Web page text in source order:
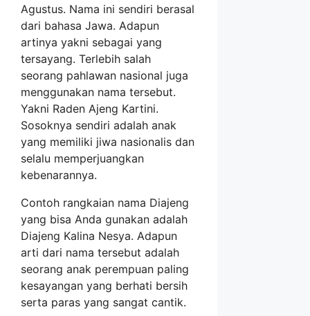
Agustus. Nama ini sendiri berasal
dari bahasa Jawa. Adapun
artinya yakni sebagai yang
tersayang. Terlebih salah
seorang pahlawan nasional juga
menggunakan nama tersebut.
Yakni Raden Ajeng Kartini.
Sosoknya sendiri adalah anak
yang memiliki jiwa nasionalis dan
selalu memperjuangkan
kebenarannya.
Contoh rangkaian nama Diajeng
yang bisa Anda gunakan adalah
Diajeng Kalina Nesya. Adapun
arti dari nama tersebut adalah
seorang anak perempuan paling
kesayangan yang berhati bersih
serta paras yang sangat cantik.